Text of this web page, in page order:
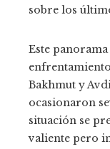
sobre los
Este
Bakhmut y
ocasionaron
situación se
valiente pero